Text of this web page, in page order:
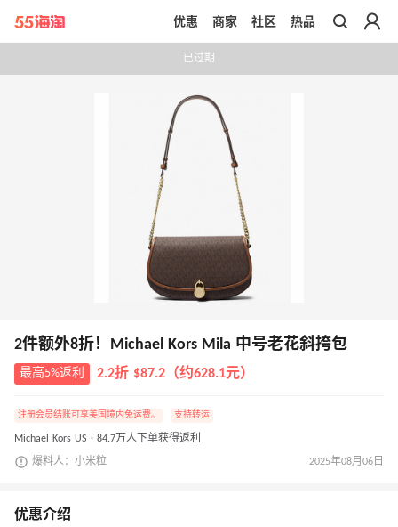
带你去官网买正品
优惠 商家 社区 热品
已过期
2件额外8折！Michael Kors Mila 中号老花斜挎包
最高5%返利 2.2折 $87.2（约628.1元）
注册会员结账可享美国境内免运费。 支持转运
Michael Kors US · 84.7万人下单获得返利
爆料人：小米粒 2025年08月06日
优惠介绍